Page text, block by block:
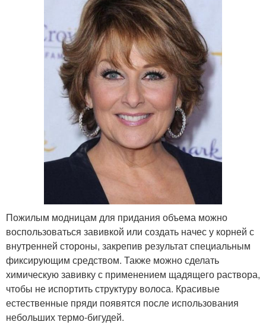
Пожилым модницам для придания объема можно
воспользоваться завивкой или создать начес у корней с
внутренней стороны, закрепив результат специальным
фиксирующим средством. Также можно сделать
химическую завивку с применением щадящего раствора,
чтобы не испортить структуру волоса. Красивые
естественные пряди появятся после использования
небольших термо-бигудей.